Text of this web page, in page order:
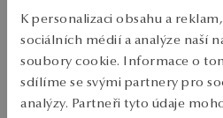
K personalizaci obsahu a
sociálních médií a analýze naší
soubory cookie. Informace o
sdílíme se svými partnery pro
analýzy. Partneři tyto údaje
Odeslání:1
pracovní dny
Doprava zdarma od 1700 Kč
Bezplatné vrácení až do 100 dnů v
PODROBNOSTI